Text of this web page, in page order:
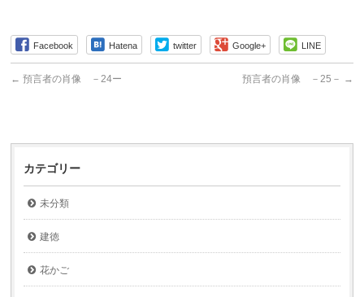
ヤ
ー
Facebook Hatena twitter Google+ LINE
← 預言者の肖像 －24ー 預言者の肖像 －25－ →
カテゴリー
未分類
建徳
花かご